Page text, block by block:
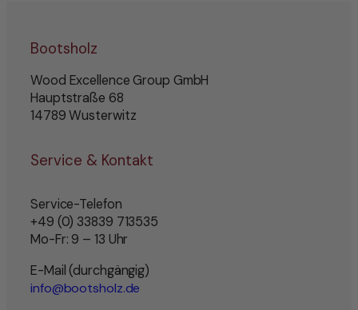
Bootsholz
Wood Excellence Group GmbH
Hauptstraße 68
14789 Wusterwitz
Service & Kontakt
Service-Telefon
+49 (0) 33839 713535
Mo-Fr: 9 – 13 Uhr
E-Mail (durchgängig)
info@bootsholz.de